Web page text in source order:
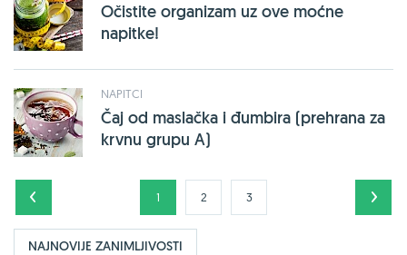
Očistite organizam uz ove moćne
napitke!
NAPITCI
Čaj od maslačka i đumbira (prehrana za
krvnu grupu A)
1 2 3
NAJNOVIJE ZANIMLJIVOSTI